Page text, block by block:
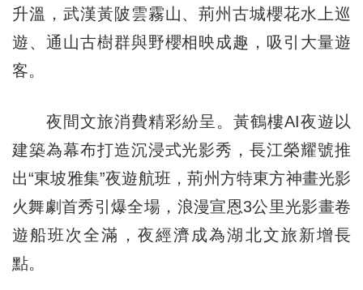
升溫，武漢黃陂雲霧山、荊州古城櫻花水上巡
遊、通山古樹群與野櫻相映成趣，吸引大量遊
客。
夜間文旅消費精彩紛呈。黃鶴樓AI夜遊以
建築為幕布打造沉浸式光影秀，長江榮耀號推
出“東坡雅集”夜遊航班，荊州方特東方神畫光影
火舞劇首秀引爆全場，浪漫宣恩3公里光影畫卷
遊船班次全滿，夜經濟成為湖北文旅新增長
點。